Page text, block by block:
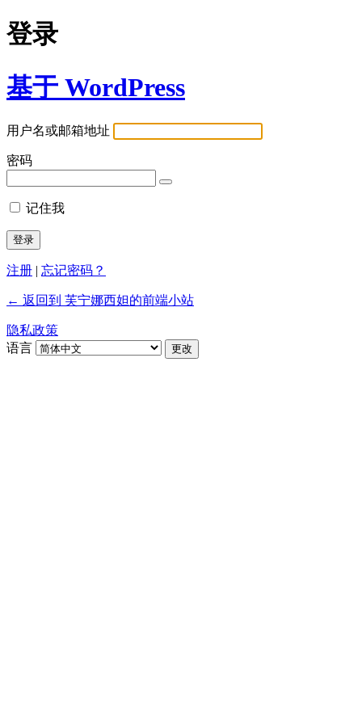
登录
基于 WordPress
用户名或邮箱地址
密码
记住我
注册 | 忘记密码？
← 返回到 芙宁娜西妲的前端小站
隐私政策
语言